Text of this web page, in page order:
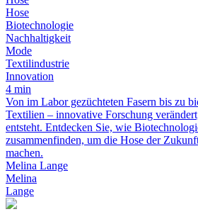
Hose
Biotechnologie
Nachhaltigkeit
Mode
Textilindustrie
Innovation
4 min
Von im Labor gezüchteten Fasern bis zu
Textilien – innovative Forschung
entsteht. Entdecken Sie, wie
zusammenfinden, um die Hose der
machen.
Melina Lange
Melina
Lange